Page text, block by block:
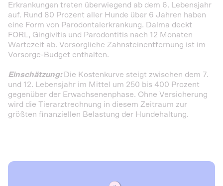
Erkrankungen treten überwiegend ab dem 6. Lebensjahr
auf. Rund 80 Prozent aller Hunde über 6 Jahren haben
eine Form von Parodontalerkrankung. Dalma deckt
FORL, Gingivitis und Parodontitis nach 12 Monaten
Wartezeit ab. Vorsorgliche Zahnsteinentfernung ist im
Vorsorge-Budget enthalten.
Einschätzung: Die Kostenkurve steigt zwischen dem 7.
und 12. Lebensjahr im Mittel um 250 bis 400 Prozent
gegenüber der Erwachsenenphase. Ohne Versicherung
wird die Tierarztrechnung in diesem Zeitraum zur
größten finanziellen Belastung der Hundehaltung.